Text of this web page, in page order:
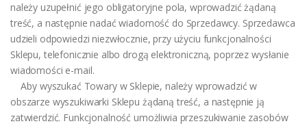
należy uzupełnić jego obligatoryjne pola, wprowadzić żądaną
treść, a następnie nadać wiadomość do Sprzedawcy. Sprzedawca
udzieli odpowiedzi niezwłocznie, przy użyciu funkcjonalności
Sklepu, telefonicznie albo drogą elektroniczną, poprzez wysłanie
wiadomości e-mail.
Aby wyszukać Towary w Sklepie, należy wprowadzić w
obszarze wyszukiwarki Sklepu żądaną treść, a następnie ją
zatwierdzić. Funkcjonalność umożliwia przeszukiwanie zasobów